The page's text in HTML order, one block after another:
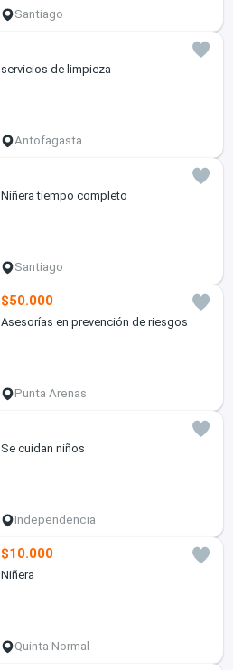
Santiago
servicios de limpieza
Antofagasta
Niñera tiempo completo
Santiago
$50.000
Asesorías en prevención de riesgos
Punta Arenas
Se cuidan niños
Independencia
$10.000
Niñera
Quinta Normal